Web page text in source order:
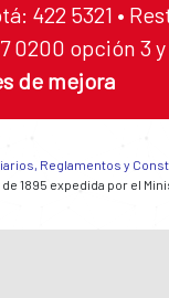
422 5321 •
opción 3
de mejora
Reglamentos y
1895 expedida por el